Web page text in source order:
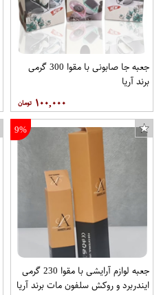
جعبه جا صابونی با مقوا 300 گرمی
برند آریا
۱۰۰,۰۰۰
9%
جعبه لوازم آرایشی با مقوا 230 گرمی
ایندربرد و روکش سلفون مات برند آریا